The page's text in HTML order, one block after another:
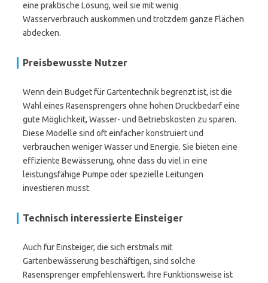
eine praktische Lösung, weil sie mit wenig
Wasserverbrauch auskommen und trotzdem ganze Flächen
abdecken.
Preisbewusste Nutzer
Wenn dein Budget für Gartentechnik begrenzt ist, ist die
Wahl eines Rasensprengers ohne hohen Druckbedarf eine
gute Möglichkeit, Wasser- und Betriebskosten zu sparen.
Diese Modelle sind oft einfacher konstruiert und
verbrauchen weniger Wasser und Energie. Sie bieten eine
effiziente Bewässerung, ohne dass du viel in eine
leistungsfähige Pumpe oder spezielle Leitungen
investieren musst.
Technisch interessierte Einsteiger
Auch für Einsteiger, die sich erstmals mit
Gartenbewässerung beschäftigen, sind solche
Rasensprenger empfehlenswert. Ihre Funktionsweise ist